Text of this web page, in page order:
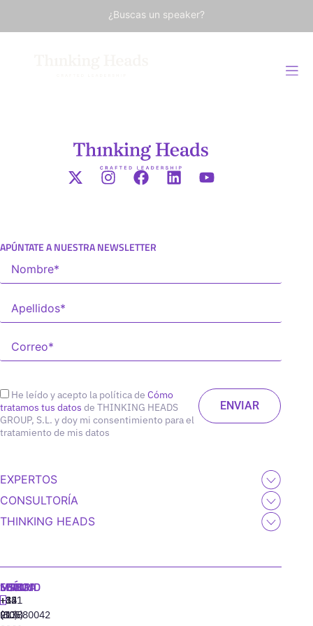
¿Buscas un speaker?
APÚNTATE A NUESTRA NEWSLETTER
He leído y acepto la política de Cómo
tratamos tus datos de THINKING HEADS
GROUP, S.L. y doy mi consentimiento para el
tratamiento de mis datos
EXPERTOS
CONSULTORÍA
THINKING HEADS
MADRID
+34
91
MIAMI
+1
(305)
SEÚL
+82
(10)
LISBOA
‪+351
213880042